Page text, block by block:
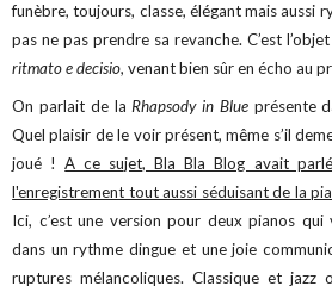
funèbre, toujours, classe, élégant mais aussi
pas ne pas prendre sa revanche. C’est
ritmato e decisio, venant bien sûr en écho au
On parlait de la Rhapsody in Blueprésente
Quel plaisir de le voir présent, même s’il
joué !A ce sujet, Bla Bla Blog avait
l'enregistrement tout aussi séduisant de la
Ici, c’est une version pour deux pianos qui
dans un rythme dingue et une joie
ruptures mélancoliques. Classique et